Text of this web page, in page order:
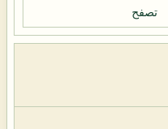
تصفح